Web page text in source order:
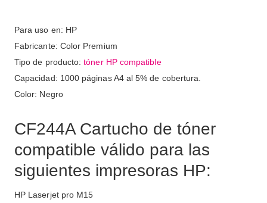
Para uso en: HP
Fabricante: Color Premium
Tipo de producto:tóner HP compatible
Capacidad: 1000 páginas A4 al 5% de cobertura.
Color: Negro
CF244A Cartucho de tóner
compatible válido para las
siguientes impresoras HP:
HP Laserjet pro M15